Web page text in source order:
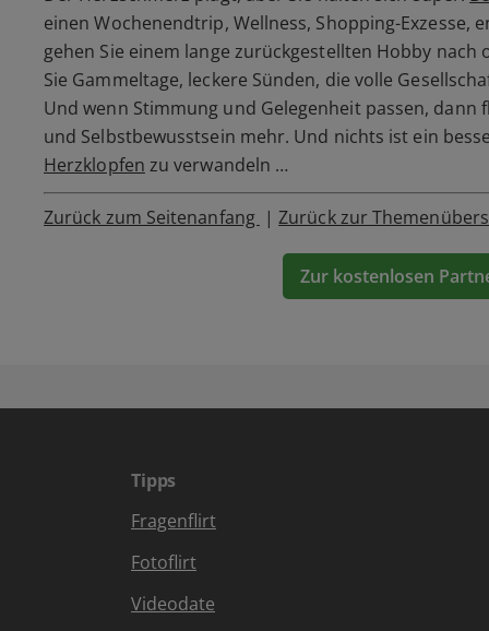
einen Wochenendtrip, Wellness, Shopping-Exzesse,
gehen Sie einem lange zurückgestellten Hobby nach
Sie Gammeltage, leckere Sünden, die volle
Und wenn Stimmung und Gelegenheit passen,
und Selbstbewusstsein mehr. Und nichts ist ein
Herzklopfen zu verwandeln …
Zurück zum Seitenanfang |Zurück zur
Zur kostenlosen
Tipps
Fragenflirt
Fotoflirt
Videodate